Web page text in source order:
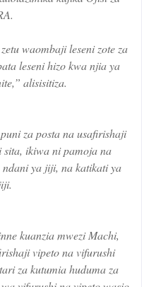
waombaji leseni zote za
leseni hizo kwa njia ya
alisisitiza.
za posta na usafirishaji
ikiwa ni pamoja na
ya jiji, na katikati ya
kuanzia mwezi Machi,
vipeto na vifurushi
za kutumia huduma za